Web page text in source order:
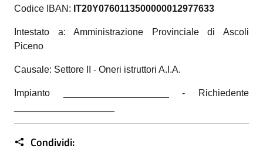
Codice IBAN: IT20Y0760113500000012977633
Intestato a: Amministrazione Provinciale di Ascoli
Piceno
Causale: Settore II - Oneri istruttori A.I.A.
Impianto ____________________ - Richiedente
Condividi: